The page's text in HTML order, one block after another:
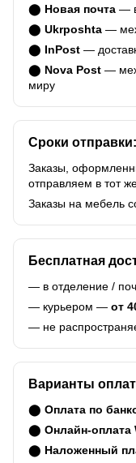
⬤ Новая почта —
⬤ Ukrposhta —
⬤ InPost —
⬤ Nova Post —
миру
Сроки отправки:
Заказы,
отправляем в тот
Заказы на мебель
Бесплатная
— в отделение /
— курьером — от
— не
Варианты
⬤ Оплата по
⬤ Онлайн-оплата
⬤ Наложенный